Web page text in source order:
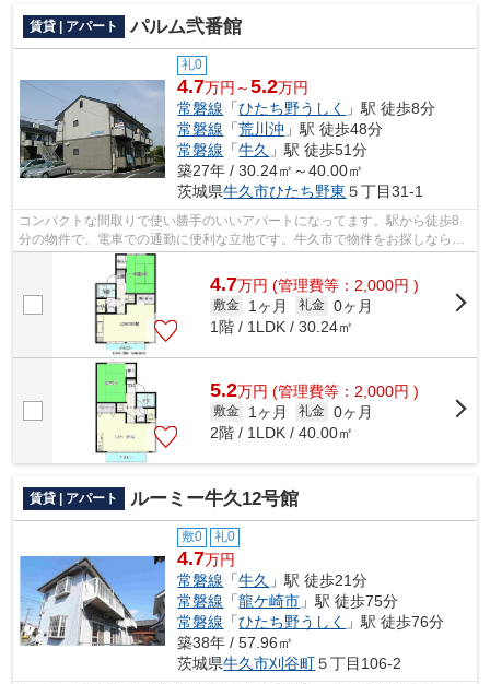
賃貸 | アパート パルム弐番館
礼0
4.7万円～5.2万円
常磐線 「ひたち野うしく
」駅 徒歩8分
常磐線 「荒川沖 」駅 徒歩48分
常磐線 「牛久 」駅 徒歩51分
築27年 / 30.24㎡～40.00㎡
茨城県牛久市ひたち野東 ５丁目31-1
コンパクトな間取りで使い勝手のいいアパートになってます。駅から徒歩8
分の物件で、電車での通勤に便利な立地です。牛久市で物件をお探しなら当
社アパートマンション館 牛久店にお任...
4.7万円 (管理費等：2,000円 )
敷金 1ヶ月 礼金 0ヶ月
1階 / 1LDK / 30.24㎡
5.2万円 (管理費等：2,000円 )
敷金 1ヶ月 礼金 0ヶ月
2階 / 1LDK / 40.00㎡
賃貸 | アパート ルーミー牛久12号館
敷0 礼0
4.7万円
常磐線 「牛久 」駅 徒歩21分
常磐線 「龍ケ崎市 」駅 徒歩75分
常磐線 「ひたち野うしく
」駅 徒歩76分
築38年 / 57.96㎡
茨城県牛久市刈谷町５丁目106-2